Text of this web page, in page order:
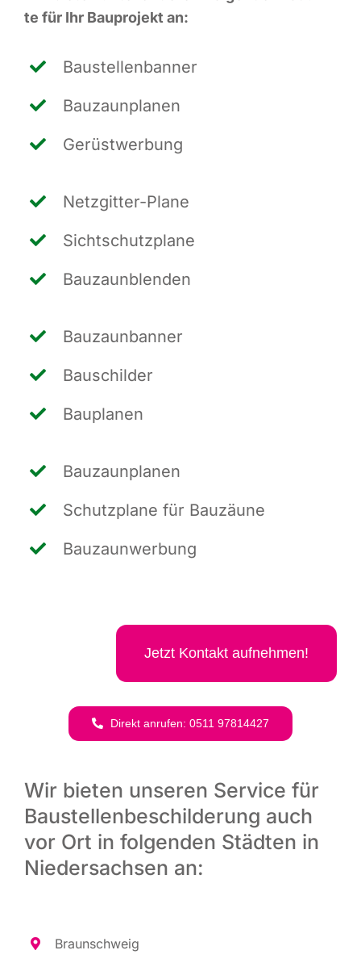
te für Ihr Bau­pro­jekt an:
Bau­stel­len­ban­ner
Bau­zaun­pla­nen
Gerüst­wer­bung
Netz­git­ter-Pla­ne
Sicht­schutz­pla­ne
Bau­zaun­blen­den
Bau­zaun­ban­ner
Bau­schil­der
Bau­pla­nen
Bau­zaun­pla­nen
Schutz­pla­ne für Bauzäune
Bau­zaun­wer­bung
Jetzt Kon­takt aufnehmen!
Direkt anru­fen: 0511 97814427
Wir bieten unseren Service für
Baustellenbeschilderung auch
vor Ort in folgenden Städten in
Niedersachsen an:
Braun­schweig